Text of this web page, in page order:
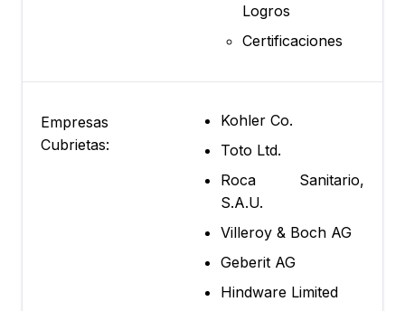
Logros
Certificaciones
Empresas
Cubrietas:
Kohler Co.
Toto Ltd.
Roca Sanitario,
S.A.U.
Villeroy & Boch AG
Geberit AG
Hindware Limited